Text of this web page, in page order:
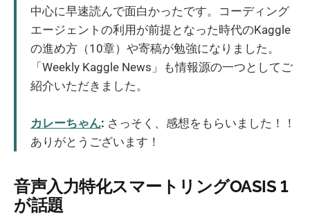
中心に早速読んで面白かったです。コーディング
エージェントの利用が前提となった時代のKaggle
の進め方（10章）や寄稿が勉強になりました。
「Weekly Kaggle News」も情報源の一つとしてご
紹介いただきました。
カレーちゃん: さっそく、感想をもらいました！！
ありがとうございます！
音声入力特化スマートリングOASIS 1
が話題